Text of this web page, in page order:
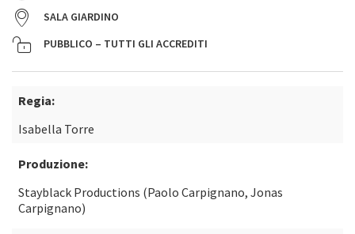
SALA GIARDINO
PUBBLICO – TUTTI GLI ACCREDITI
Regia:
Isabella Torre
Produzione:
Stayblack Productions (Paolo Carpignano, Jonas
Carpignano)